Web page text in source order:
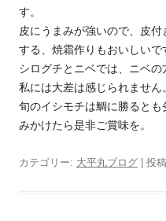
す。
皮にうまみが強いので、皮
する、焼霜作りもおいしいで
シログチとニベでは、ニベ
私には大差は感じられません
旬のイシモチは鯛に勝るとも
みかけたら是非ご賞味を。
カテゴリー: 大平丸ブログ | 投